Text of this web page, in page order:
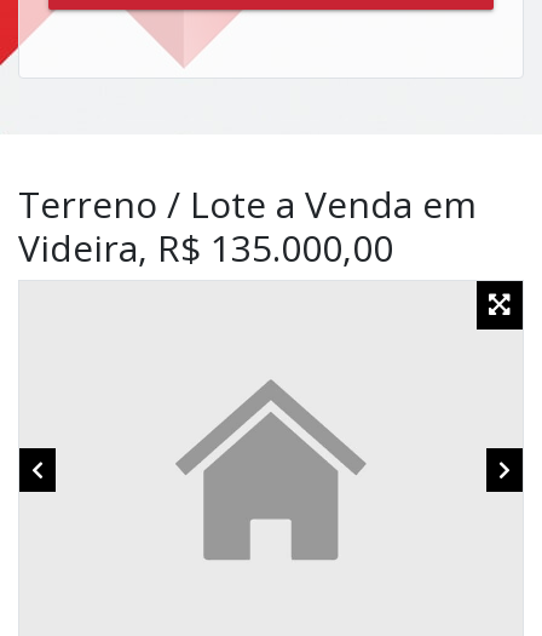
Terreno / Lote a Venda em
Videira, R$ 135.000,00